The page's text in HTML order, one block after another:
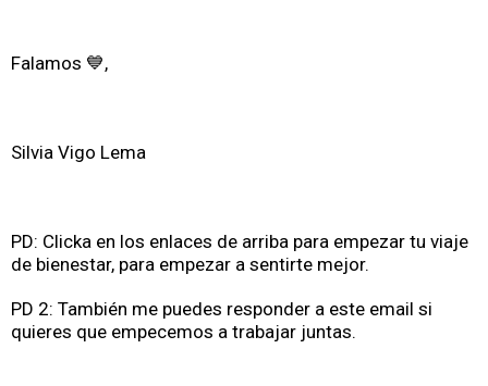
Falamos 💙,
Silvia Vigo Lema
PD: Clicka en los enlaces de arriba para empezar tu viaje
de bienestar, para empezar a sentirte mejor.
PD 2: También me puedes responder a este email si
quieres que empecemos a trabajar juntas.